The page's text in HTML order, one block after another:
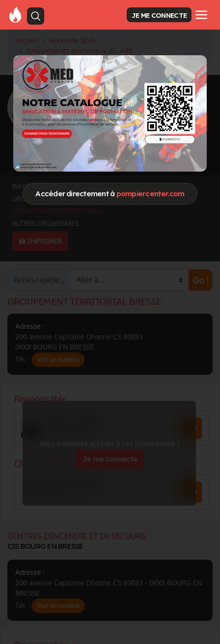
Accéder directement à pompiercenter.com
JE ME CONNECTE
Accueil
Annuaire SDIS
Groupements territoriaux (01. AIN)
<Retour à la liste des SDIS
SDIS Ain à Bourg-
en-Bresse (01)
DépartementAIN
5 762 km² - 672 576 (sources: INSEE
2021) habitants
Informations mises à jour le 12 juil. 2026
INFOS GÉNÉRALES
GROUPEMENTS ET SERVICES FONCTIONNELS
GROUPEMENTS TERRITORIAUX
AUTRES ORGANISMES
🖨️ IMPRIMER
Accès rapide… Go !
GROUPEMENT TERRITORIAL BRESSE
Adresse :
200 avenue Capitaine Dhonne CS 80033
01001 BOURG EN BRESSE
Tél. :
Voir le numéro
Vous souhaitez accéder à ces informations ?
Je me connecte
CENTRES D'INCENDIE ET DE SECOURS
CIS BOURG EN BRESSE
Adresse :
200 avenue Capitaine Dhonne CS 80033 - 01001 BOURG EN
BRESSE
Tél. :
Voir le numéro